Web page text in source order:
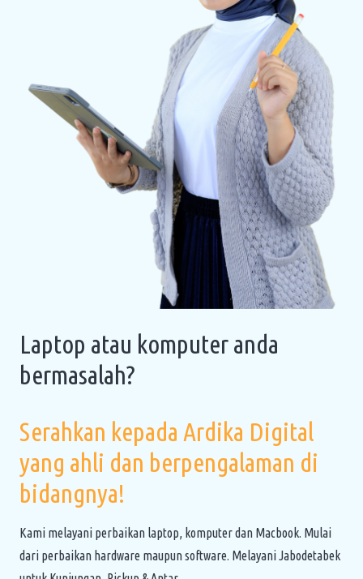
Laptop atau komputer anda
bermasalah?
Serahkan kepada Ardika Digital
yang ahli dan berpengalaman di
bidangnya!
Kami melayani perbaikan laptop, komputer dan Macbook. Mulai
dari perbaikan hardware maupun software. Melayani Jabodetabek